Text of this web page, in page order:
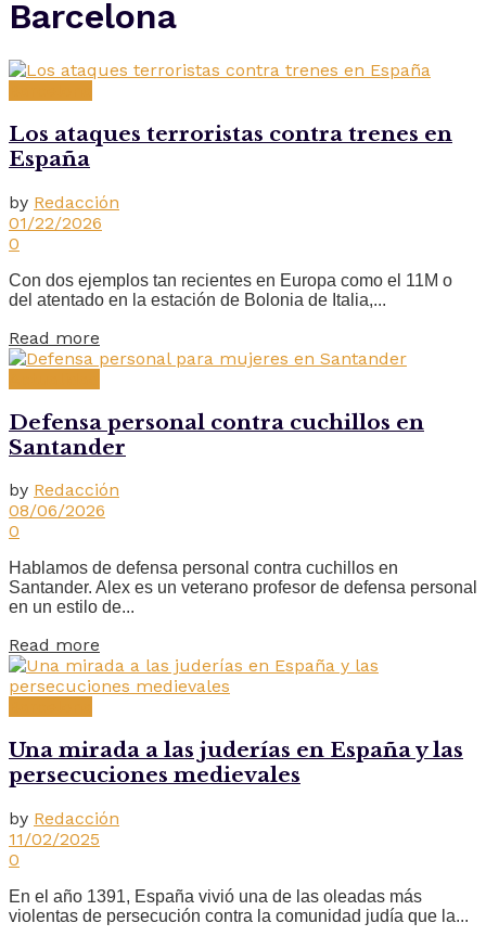
Barcelona
Los ataques terroristas contra trenes en
España
by Redacción
01/22/2026
0
Con dos ejemplos tan recientes en Europa como el 11M o
del atentado en la estación de Bolonia de Italia,...
Read more
Defensa personal contra cuchillos en
Santander
by Redacción
08/06/2026
0
Hablamos de defensa personal contra cuchillos en
Santander. Alex es un veterano profesor de defensa personal
en un estilo de...
Read more
Una mirada a las juderías en España y las
persecuciones medievales
by Redacción
11/02/2025
0
En el año 1391, España vivió una de las oleadas más
violentas de persecución contra la comunidad judía que la...